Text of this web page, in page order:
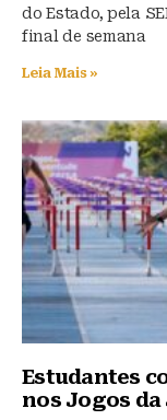
do Estado, pela
final de semana
Leia Mais »
Estudantes
nos Jogos